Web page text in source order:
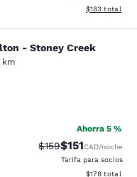
Ver detalles
$183 total
- Stoney
- Stoney Creek
km
Bueno. 1112 reseñas
Ahorra 5 %
Precio tachado:
$159Precio con
$151CAD/noche
Tarifa para socios
Ver detalles
$178 total